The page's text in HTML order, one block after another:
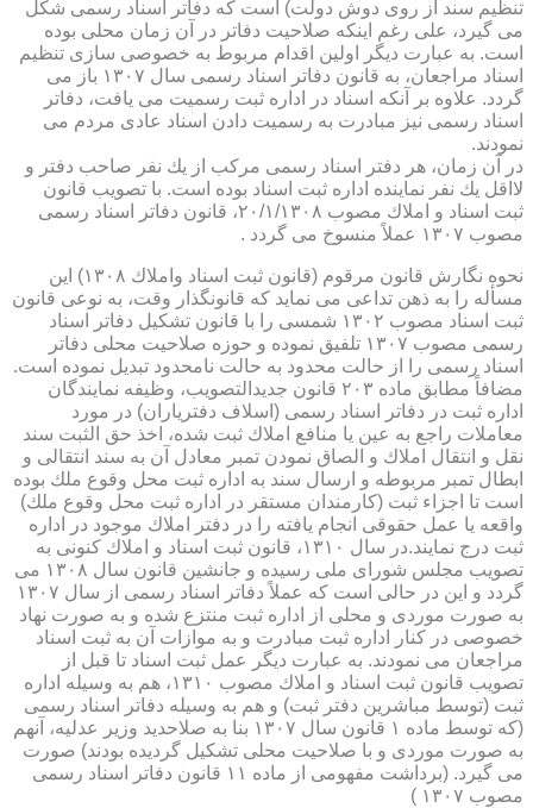
تنظیم سند از روی دوش دولت) است كه دفاتر اسناد رسمی شكل
می گیرد، علی رغم اینكه صلاحیت دفاتر در آن زمان محلی بوده
است. به عبارت دیگر اولین اقدام مربوط به خصوصی سازی تنظیم
اسناد مراجعان، به قانون دفاتر اسناد رسمی سال ۱۳۰۷ باز می
گردد. علاوه بر آنكه اسناد در اداره ثبت رسمیت می یافت، دفاتر
اسناد رسمی نیز مبادرت به رسمیت دادن اسناد عادی مردم می
نمودند.
در آن زمان، هر دفتر اسناد رسمی مركب از یك نفر صاحب دفتر و
لااقل یك نفر نماینده اداره ثبت اسناد بوده است. با تصویب قانون
ثبت اسناد و املاك مصوب ۲۰/۱/۱۳۰۸، قانون دفاتر اسناد رسمی
مصوب ۱۳۰۷ عملاً منسوخ می گردد .
نحوه نگارش قانون مرقوم (قانون ثبت اسناد واملاك ۱۳۰۸) این
مسأله را به ذهن تداعی می نماید كه قانونگذار وقت، به نوعی قانون
ثبت اسناد مصوب ۱۳۰۲ شمسی را با قانون تشكیل دفاتر اسناد
رسمی مصوب ۱۳۰۷ تلفیق نموده و حوزه صلاحیت محلی دفاتر
اسناد رسمی را از حالت محدود به حالت نامحدود تبدیل نموده است.
مضافاً مطابق ماده ۲۰۳ قانون جدیدالتصویب، وظیفه نمایندگان
اداره ثبت در دفاتر اسناد رسمی (اسلاف دفتریاران) در مورد
معاملات راجع به عین یا منافع املاك ثبت شده، اخذ حق الثبت سند
نقل و انتقال املاك و الصاق نمودن تمبر معادل آن به سند انتقالی و
ابطال تمبر مربوطه و ارسال سند به اداره ثبت محل وقوع ملك بوده
است تا اجزاء ثبت (كارمندان مستقر در اداره ثبت محل وقوع ملك)
واقعه یا عمل حقوقی انجام یافته را در دفتر املاك موجود در اداره
ثبت درج نمایند.در سال ۱۳۱۰، قانون ثبت اسناد و املاك كنونی به
تصویب مجلس شورای ملی رسیده و جانشین قانون سال ۱۳۰۸ می
گردد و این در حالی است كه عملاً دفاتر اسناد رسمی از سال ۱۳۰۷
به صورت موردی و محلی از اداره ثبت منتزع شده و به صورت نهاد
خصوصی در كنار اداره ثبت مبادرت و به موازات آن به ثبت اسناد
مراجعان می نمودند. به عبارت دیگر عمل ثبت اسناد تا قبل از
تصویب قانون ثبت اسناد و املاك مصوب ۱۳۱۰، هم به وسیله اداره
ثبت (توسط مباشرین دفتر ثبت) و هم به وسیله دفاتر اسناد رسمی
(كه توسط ماده ۱ قانون سال ۱۳۰۷ بنا به صلاحدید وزیر عدلیه، آنهم
به صورت موردی و با صلاحیت محلی تشكیل گردیده بودند) صورت
می گیرد. (برداشت مفهومی از ماده ۱۱ قانون دفاتر اسناد رسمی
مصوب ۱۳۰۷ )